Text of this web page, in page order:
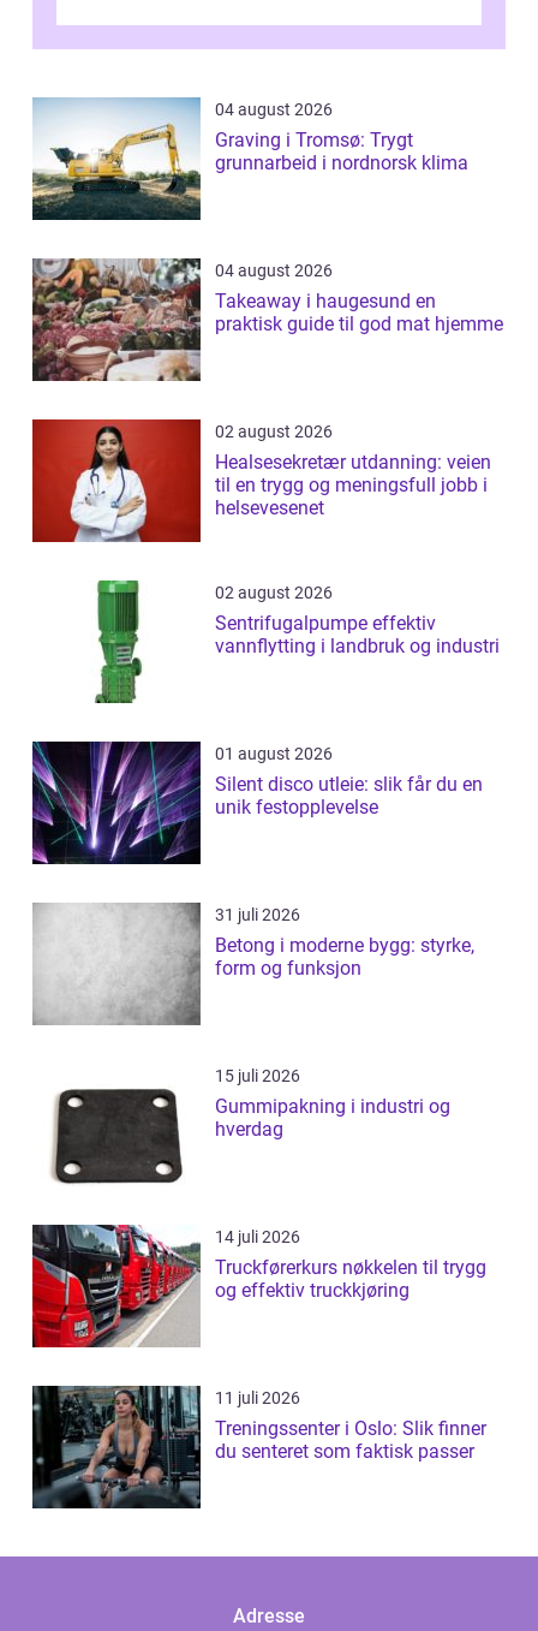
04 august 2026
Graving i Tromsø: Trygt
grunnarbeid i nordnorsk klima
04 august 2026
Takeaway i haugesund en
praktisk guide til god mat hjemme
02 august 2026
Healsesekretær utdanning: veien
til en trygg og meningsfull jobb i
helsevesenet
02 august 2026
Sentrifugalpumpe effektiv
vannflytting i landbruk og industri
01 august 2026
Silent disco utleie: slik får du en
unik festopplevelse
31 juli 2026
Betong i moderne bygg: styrke,
form og funksjon
15 juli 2026
Gummipakning i industri og
hverdag
14 juli 2026
Truckførerkurs nøkkelen til trygg
og effektiv truckkjøring
11 juli 2026
Treningssenter i Oslo: Slik finner
du senteret som faktisk passer
Adresse